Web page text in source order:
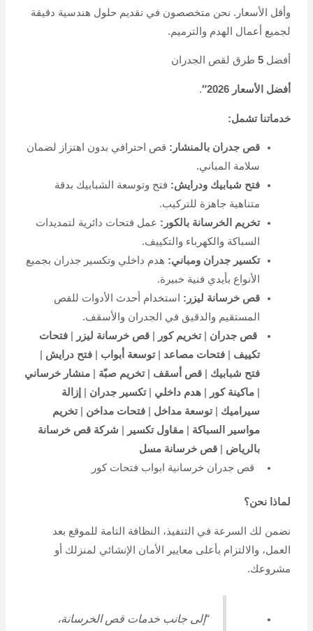
وأقل الأسعار. نحن متخصصون في تقديم حلول هندسية دقيقة
لجميع أعمال الهدم والترميم.
أفضل5 طرق لقص الجدران
أفضل الأسعار 2026″ .
خدماتنا تشمل:
قص جدران بالمنشار: قص احترافي بدون اهتزاز لضمان
سلامة المباني.
فتح شبابيك ودرايش: فتح وتوسعة الشبابيك بدقة
متناهية جاهزة للتركيب.
تخريم الخرسانة بالكور: عمل فتحات دائرية لتمديدات
السباكة والكهرباء والتكييف.
تكسير جدران ومباني: هدم داخلي وتكسير جدران بجميع
الأنواع بأيدي فنية خبيرة.
قص خرسانة ليزر: استخدام أحدث الأدوات للقص
المستقيم والدقيق في الجدران والأسقف.
قص جدران |تخريم كور |قص خرسانة ليزر |فتحات
تكييف |فتحات مصاعد |توسعة أبواب |فتح درايش
فتح شبابيك |قص أسقف |تخريم صبّة |منشار خرساني
|ماكينة كور |هدم داخلي |تكسير جدران
إزالة
سيراميك |توسعة مداخل |فتحات مداخن |تخريم
مواسير السباكة |مقاول تكسير
شركة قص خرسانة
بالرياض |قص خرسانة مسل
قص جدران خرسانية ابواب فتحات كور
لماذا نحن؟
نضمن لك السرعة في التنفيذ، النظافة التامة للموقع بعد
العمل، والالتزام بأعلى معايير الأمان الإنشائي لمنزلك أو
مشروعك.
“إلى جانب خدمات قص الخرسانة،